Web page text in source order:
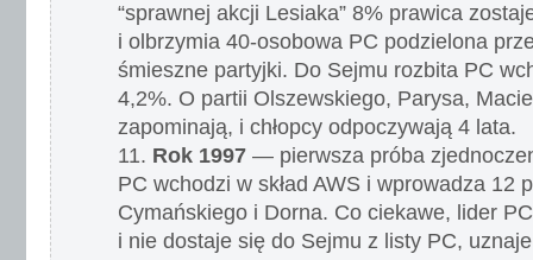
“sprawnej akcji Lesiaka” 8% prawica
i olbrzymia 40-osobowa PC podzielona
śmieszne partyjki. Do Sejmu rozbita PC
4,2%. O partii Olszewskiego, Parysa,
zapominają, i chłopcy odpoczywają 4 lata.
Rok 1997 — pierwsza próba
PC wchodzi w skład AWS i wprowadza 12
Cymańskiego i Dorna. Co ciekawe, lider
i nie dostaje się do Sejmu z listy PC,